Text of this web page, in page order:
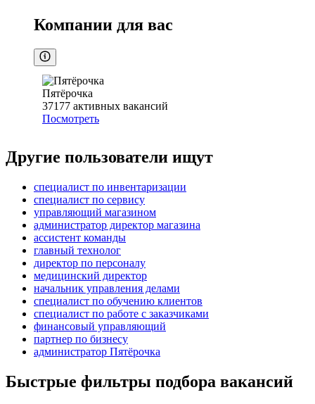
Компании для вас
Пятёрочка
37177 активных вакансий
Посмотреть
Другие пользователи ищут
специалист по инвентаризации
специалист по сервису
управляющий магазином
администратор директор магазина
ассистент команды
главный технолог
директор по персоналу
медицинский директор
начальник управления делами
специалист по обучению клиентов
специалист по работе с заказчиками
финансовый управляющий
партнер по бизнесу
администратор Пятёрочка
Быстрые фильтры подбора вакансий